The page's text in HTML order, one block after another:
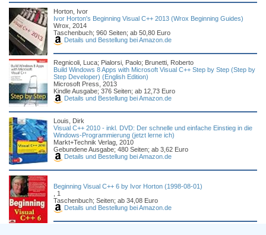
Horton, Ivor
Ivor Horton's Beginning Visual C++ 2013 (Wrox Beginning Guides)
Wrox, 2014
Taschenbuch; 960 Seiten; ab 50,80 Euro
Details und Bestellung bei Amazon.de
Regnicoli, Luca; Pialorsi, Paolo; Brunetti, Roberto
Build Windows 8 Apps with Microsoft Visual C++ Step by Step (Step by
Step Developer) (English Edition)
Microsoft Press, 2013
Kindle Ausgabe; 376 Seiten; ab 12,73 Euro
Details und Bestellung bei Amazon.de
Louis, Dirk
Visual C++ 2010 - inkl. DVD: Der schnelle und einfache Einstieg in die
Windows-Programmierung (jetzt lerne ich)
Markt+Technik Verlag, 2010
Gebundene Ausgabe; 480 Seiten; ab 3,62 Euro
Details und Bestellung bei Amazon.de
Beginning Visual C++ 6 by Ivor Horton (1998-08-01)
, 1
Taschenbuch; Seiten; ab 34,08 Euro
Details und Bestellung bei Amazon.de